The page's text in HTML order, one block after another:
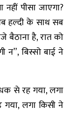
पीसा जाएगा?
हल्दी के साथ सब
बैठाना है, रात को
न”, बिस्सो बाई ने
से रह गया, लगा
लगा किसी ने